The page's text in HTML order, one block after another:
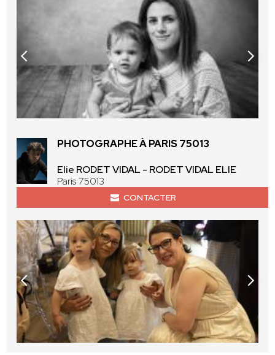
PHOTOGRAPHE À PARIS 75013
Elie RODET VIDAL - RODET VIDAL ELIE
Paris 75013
CONTACTER